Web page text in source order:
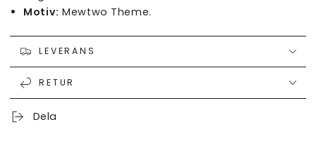
Motiv: Mewtwo Theme.
LEVERANS
RETUR
Dela